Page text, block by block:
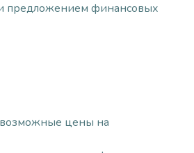
предложением финансовых
возможные цены на